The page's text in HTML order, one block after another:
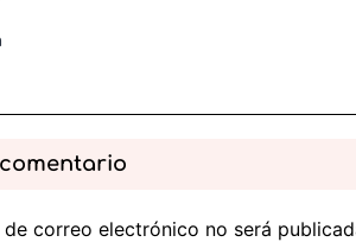
correo electrónico no será